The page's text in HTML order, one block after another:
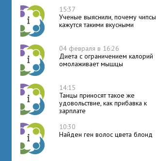
15:37
Ученые выяснили, почему чипсы
кажутся такими вкусными
04 февраля в 16:26
Диета с ограничением калорий
омолаживает мышцы
14:15
Танцы приносят такое же
удовольствие, как прибавка к
зарплате
10:30
Найден ген волос цвета блонд